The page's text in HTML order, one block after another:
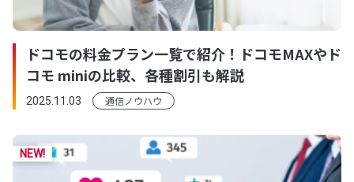
ドコモの料金プラン一覧で紹介！ドコモMAXやド
コモ miniの比較、各種割引も解説
2025.11.03 通信ノウハウ